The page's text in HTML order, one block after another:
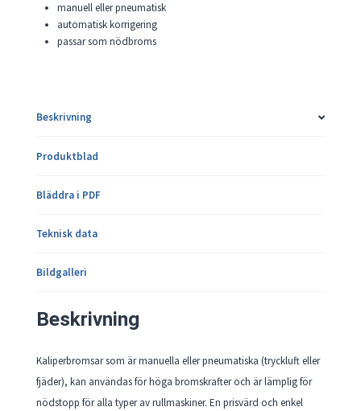
manuell eller pneumatisk
automatisk korrigering
passar som nödbroms
Beskrivning
Produktblad
Bläddra i PDF
Teknisk data
Bildgalleri
Beskrivning
Kaliperbromsar som är manuella eller pneumatiska (tryckluft eller
fjäder), kan användas för höga bromskrafter och är lämplig för
nödstopp för alla typer av rullmaskiner. En prisvärd och enkel